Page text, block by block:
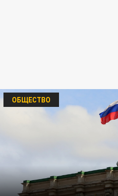
ОБЩЕСТВО